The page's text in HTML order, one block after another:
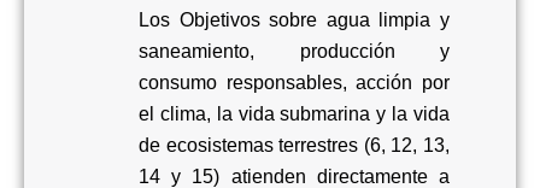
Los Objetivos sobre agua limpia y
saneamiento, producción y
consumo responsables, acción por
el clima, la vida submarina y la vida
de ecosistemas terrestres (6, 12, 13,
14 y 15) atienden directamente a